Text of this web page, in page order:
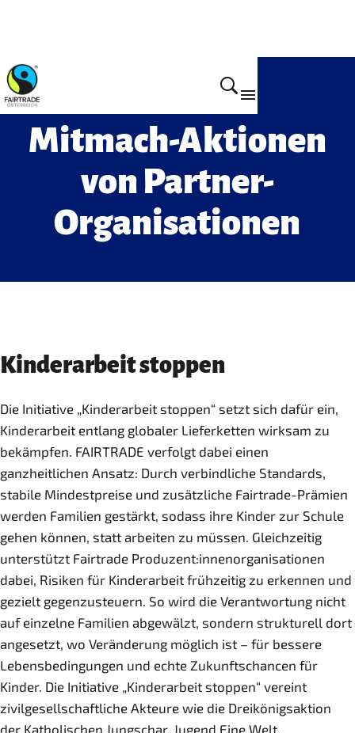
Alle Aktionen & Kampagnen
Mitmach-Aktionen
von Partner-
Organisationen
Kinderarbeit stoppen
Die Initiative „Kinderarbeit stoppen“ setzt sich dafür ein,
Kinderarbeit entlang globaler Lieferketten wirksam zu
bekämpfen. FAIRTRADE verfolgt dabei einen
ganzheitlichen Ansatz: Durch verbindliche Standards,
stabile Mindestpreise und zusätzliche Fairtrade-Prämien
werden Familien gestärkt, sodass ihre Kinder zur Schule
gehen können, statt arbeiten zu müssen. Gleichzeitig
unterstützt Fairtrade Produzent:innenorganisationen
dabei, Risiken für Kinderarbeit frühzeitig zu erkennen und
gezielt gegenzusteuern. So wird die Verantwortung nicht
auf einzelne Familien abgewälzt, sondern strukturell dort
angesetzt, wo Veränderung möglich ist – für bessere
Lebensbedingungen und echte Zukunftschancen für
Kinder. Die Initiative „Kinderarbeit stoppen“ vereint
zivilgesellschaftliche Akteure wie die Dreikönigsaktion
der Katholischen Jungschar, Jugend Eine Welt,